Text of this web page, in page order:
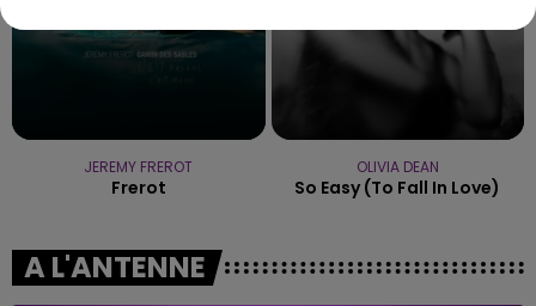
JEREMY FREROT
Frerot
OLIVIA DEAN
So Easy (to Fall In Love)
A L'ANTENNE